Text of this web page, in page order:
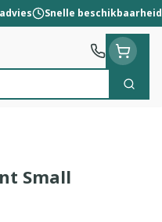
Snelle beschikbaarheid
Zoek
Small